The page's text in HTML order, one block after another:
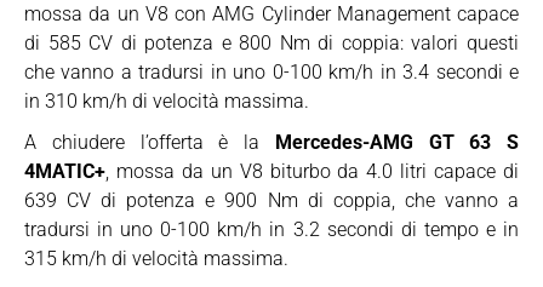
mossa da un V8 con AMG Cylinder Management capace
di 585 CV di potenza e 800 Nm di coppia: valori questi
che vanno a tradursi in uno 0-100 km/h in 3.4 secondi e
in 310 km/h di velocità massima.
A chiudere l’offerta è la Mercedes-AMG GT 63 S
4MATIC+, mossa da un V8 biturbo da 4.0 litri capace di
639 CV di potenza e 900 Nm di coppia, che vanno a
tradursi in uno 0-100 km/h in 3.2 secondi di tempo e in
315 km/h di velocità massima.